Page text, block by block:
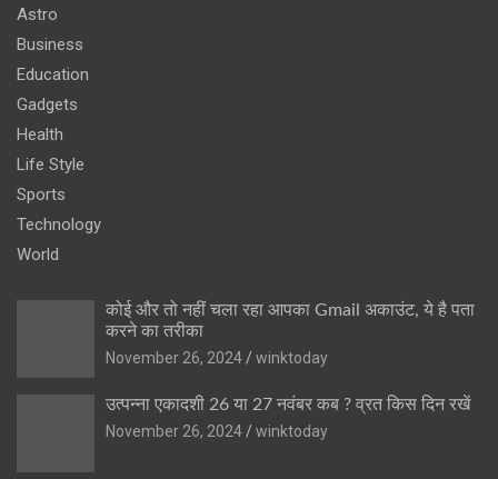
Astro
Business
Education
Gadgets
Health
Life Style
Sports
Technology
World
कोई और तो नहीं चला रहा आपका Gmail अकाउंट, ये है पता
करने का तरीका
November 26, 2024
winktoday
उत्पन्ना एकादशी 26 या 27 नवंबर कब ? व्रत किस दिन रखें
November 26, 2024
winktoday